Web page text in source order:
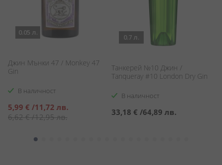
0.05 л.
Джин Мънки 47 / Monkey 47
Gin
В наличност
Специална
цена
5,99 € /11,72 лв.
6,62 €/12,95 лв.
0.7 л.
Танкерей №10 Джин /
Tanqueray #10 London Dry Gin
В наличност
33,18 € /64,89 лв.